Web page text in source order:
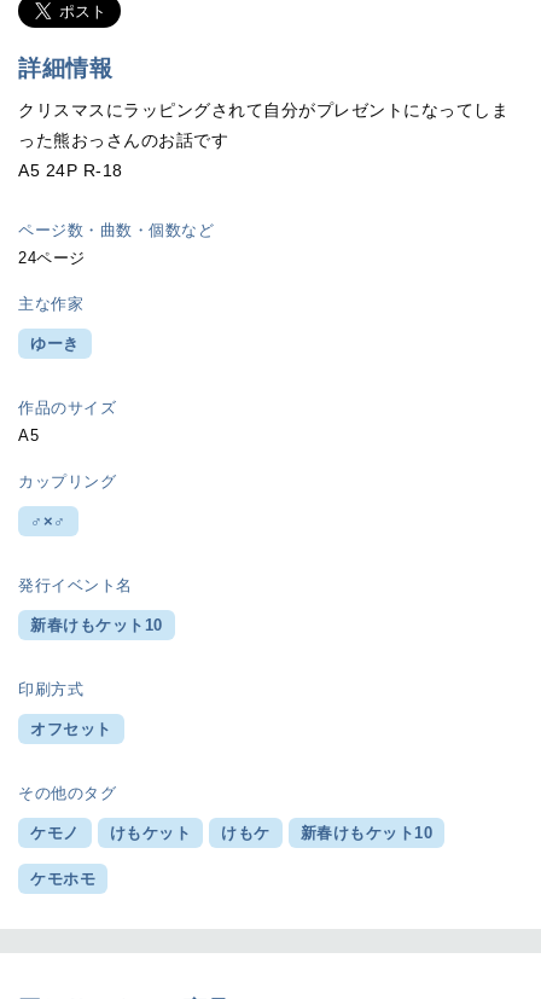
詳細情報
クリスマスにラッピングされて自分がプレゼントになってしま
った熊おっさんのお話です
A5 24P R-18
ページ数・曲数・個数など
24ページ
主な作家
ゆーき
作品のサイズ
A5
カップリング
♂×♂
発行イベント名
新春けもケット10
印刷方式
オフセット
その他のタグ
ケモノ けもケット けもケ 新春けもケット10
ケモホモ